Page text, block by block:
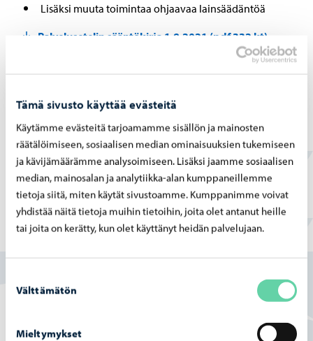
Tämä sivusto käyttää evästeitä
Käytämme evästeitä tarjoamamme sisällön ja mainosten
räätälöimiseen, sosiaalisen median ominaisuuksien tukemiseen
ja kävijämäärämme analysoimiseen. Lisäksi jaamme sosiaalisen
median, mainosalan ja analytiikka-alan kumppaneillemme
tietoja siitä, miten käytät sivustoamme. Kumppanimme voivat
yhdistää näitä tietoja muihin tietoihin, joita olet antanut heille
tai joita on kerätty, kun olet käyttänyt heidän palvelujaan.
valinta
Välttämätön
Mieltymykset
Lisäksi muuta toimintaa ohjaavaa lainsäädäntöä
Palvelusetelin sääntökirja 1.8.2021 (pdf 332 kt)
Hakemus toimitetaan Sivistystoimeen.
Varhaiskasvatuspalvelut, Taidetehtaankatu 1, PL 23, 06101
Porvoo.
Löysitkö etsimäsi tiedon tältä sivulta?